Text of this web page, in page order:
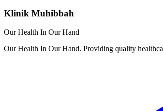
Klinik Muhibbah
Our Health In Our Hand
Our Health In Our Hand. Providing quality